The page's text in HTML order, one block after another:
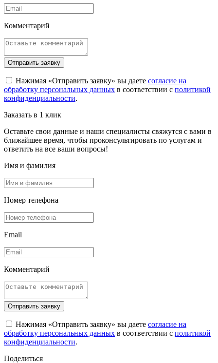
Комментарий
Отправить заявку
Нажимая «Отправить заявку» вы даете согласие на
обработку персональных данных в соответствии с политикой
конфиденциальности.
Заказать в 1 клик
Оставьте свои данные и наши специалисты свяжутся с вами в
ближайшее время, чтобы проконсультировать по услугам и
ответить на все ваши вопросы!
Имя и фамилия
Номер телефона
Email
Комментарий
Отправить заявку
Нажимая «Отправить заявку» вы даете согласие на
обработку персональных данных в соответствии с политикой
конфиденциальности.
Поделиться